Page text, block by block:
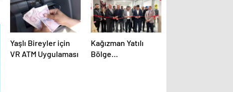
Yaşlı Bireyler için
VR ATM Uygulaması
Kağızman Yatılı
Bölge